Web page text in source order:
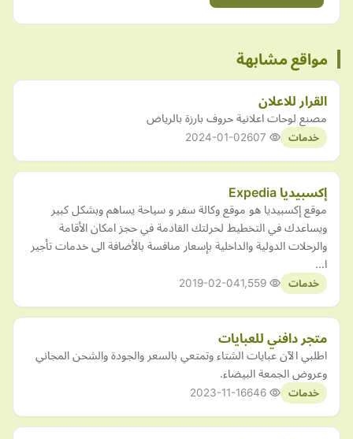
مواقع مشابهة
القرار للاعلان
مصنع لوحات اعلانية حروف بارزة بالرياض
خدمات 2024-01-02
إكسبيديا Expedia
موقع إكسبيديا هو موقع وكالة سفر و سياحة يساهم وبشكل كبير
ويساعدك في التخطيط لحرلتك القادمة في حجز امكان الأقامة
والرحلات الدولية والداخلية بإسعار منافسة بالأضافة الى خدمات تأجير
ا…
خدمات 2019-02-04
متجر دافني للعبايات
اطلبي الآن عبايات الشتاء وتمتعي بالسعر والجودة والشحن المجاني
وعروض الجمعة البيضاء.
خدمات 2023-11-16